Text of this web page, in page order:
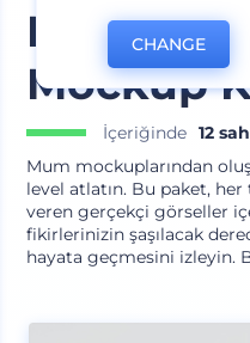
Mockup
İçeriğinde 12
Mum mockuplarından
level atlatın. Bu paket,
veren gerçekçi görseller
fikirlerinizin şaşılacak
hayata geçmesini izleyin.
CHANGE